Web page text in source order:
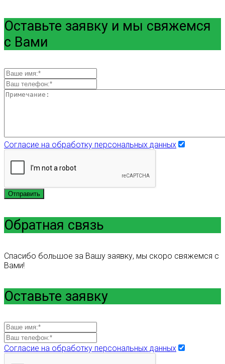
Оставьте заявку и мы свяжемся
с Вами
Согласие на обработку персональных данных
Отправить
Обратная связь
Спасибо большое за Вашу заявку, мы скоро свяжемся с
Вами!
Оставьте заявку
Согласие на обработку персональных данных